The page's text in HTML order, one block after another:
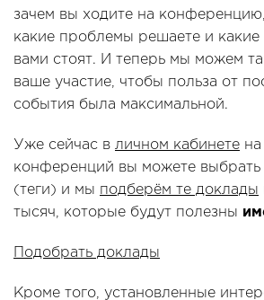
зачем вы ходите на
какие проблемы решаете и какие
вами стоят. И теперь мы можем
ваше участие, чтобы польза от
события была максимальной.
Уже сейчас в личном кабинете на
конференций вы можете выбрать
(теги) и мы подберём те доклады
тысяч, которые будут полезны
Подобрать доклады
Кроме того, установленные